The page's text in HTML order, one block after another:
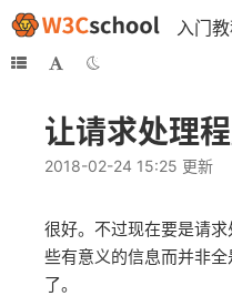
入门
让请求处理
2018-02-24 15:25 更新
很好。不过现在要是请
些有意义的信息而并非
了。